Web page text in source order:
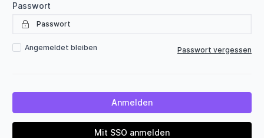
Passwort
Angemeldet bleiben Passwort vergessen
Mit SSO anmelden